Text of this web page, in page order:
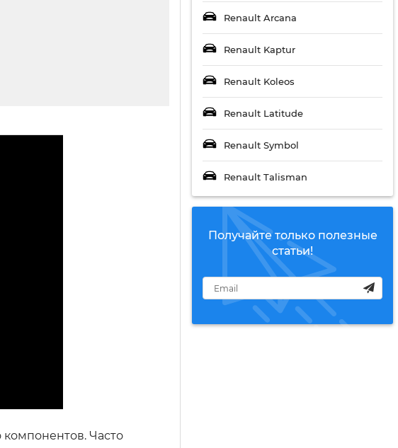
Renault Arcana
Renault Kaptur
Renault Koleos
Renault Latitude
Renault Symbol
Renault Talisman
Получайте только полезные
статьи!
Часто